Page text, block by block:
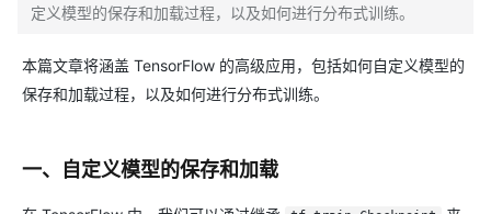
定义模型的保存和加载过程，以及如何进行分布式训练。
本篇文章将涵盖 TensorFlow 的高级应用，包括如何自定义模型的
保存和加载过程，以及如何进行分布式训练。
一、自定义模型的保存和加载